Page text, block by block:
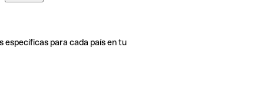
específicas para cada país en tu